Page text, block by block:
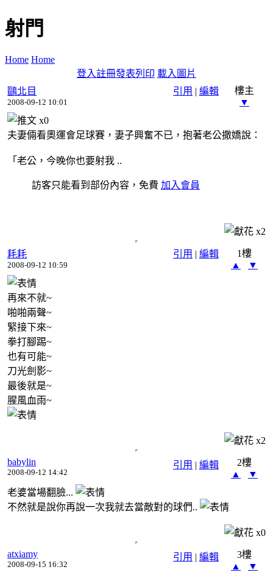
射門
Home Home
登入註冊發表列印 載入圖片
引用 | 編輯
鷗北目
2008-09-12 10:01
樓主
▼
x0
夫妻倆看奧運會足球賽，妻子興奮不已，抱著老公撒嬌說：
「老公，今晚你也要射我 ..
訪客只能看到部份內容，免費 加入會員
x2
引用 | 編輯
耗耗
2008-09-12 10:59
1樓
▲
▼
再來不就~
啪啪兩聲~
緊接下來~
拳打腳踢~
也有可能~
刀光劍影~
最後就是~
腥風血雨~
x2
引用 | 編輯
babylin
2008-09-12 14:42
2樓
▲
▼
老婆當場翻臉...
不然就是說你再說一次我就去當敵對的球們..
x0
引用 | 編輯
atxiamy
2008-09-15 16:32
3樓
▲
▼